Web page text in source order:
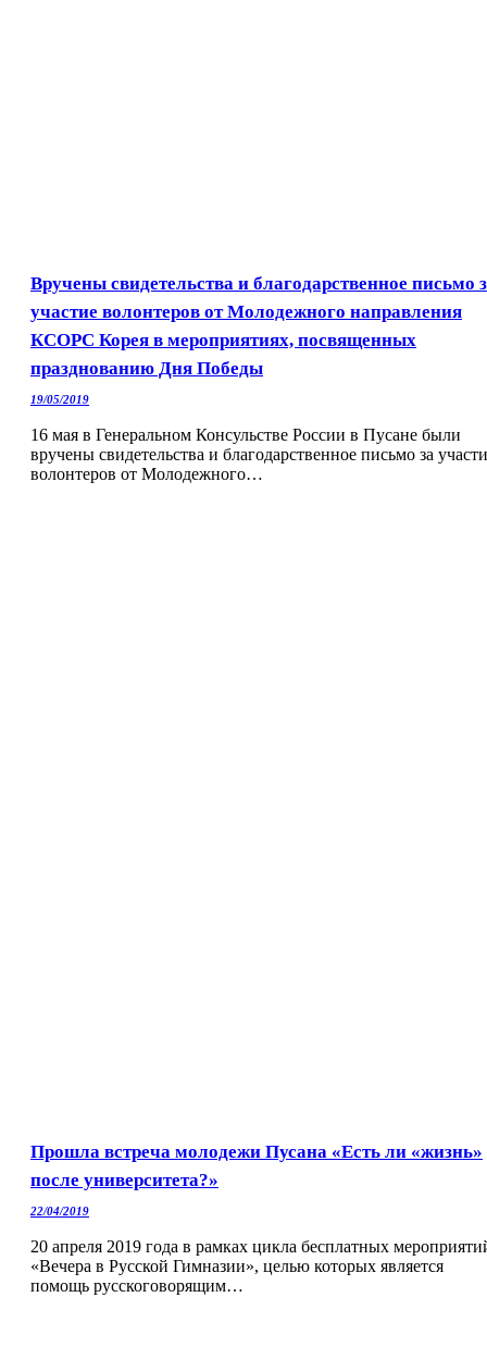
Вручены свидетельства и благодарственное письмо
участие волонтеров от Молодежного направления
КСОРС Корея в мероприятиях, посвященных
празднованию Дня Победы
19/05/2019
16 мая в Генеральном Консульстве России в Пусане были
вручены свидетельства и благодарственное письмо за
волонтеров от Молодежного…
Прошла встреча молодежи Пусана «Есть ли «жизнь»
после университета?»
22/04/2019
20 апреля 2019 года в рамках цикла бесплатных
«Вечера в Русской Гимназии», целью которых является
помощь русскоговорящим…